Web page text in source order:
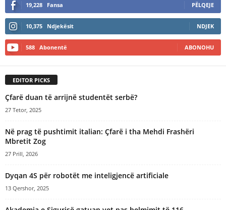
19,228 Fansa PËLQEJE
10,375 Ndjekësit NDJEK
588 Abonentë ABONOHU
EDITOR PICKS
Çfarë duan të arrijnë studentët serbë?
27 Tetor, 2025
Në prag të pushtimit italian: Çfarë i tha Mehdi Frashëri
Mbretit Zog
27 Prill, 2026
Dyqan 4S për robotët me inteligjencë artificiale
13 Qershor, 2025